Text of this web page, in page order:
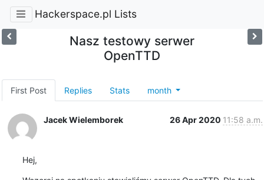
Hackerspace.pl Lists
Nasz testowy serwer
OpenTTD
First Post Replies Stats month
Jacek Wielemborek 26 Apr 2020 11:58 a.m.
Hej,